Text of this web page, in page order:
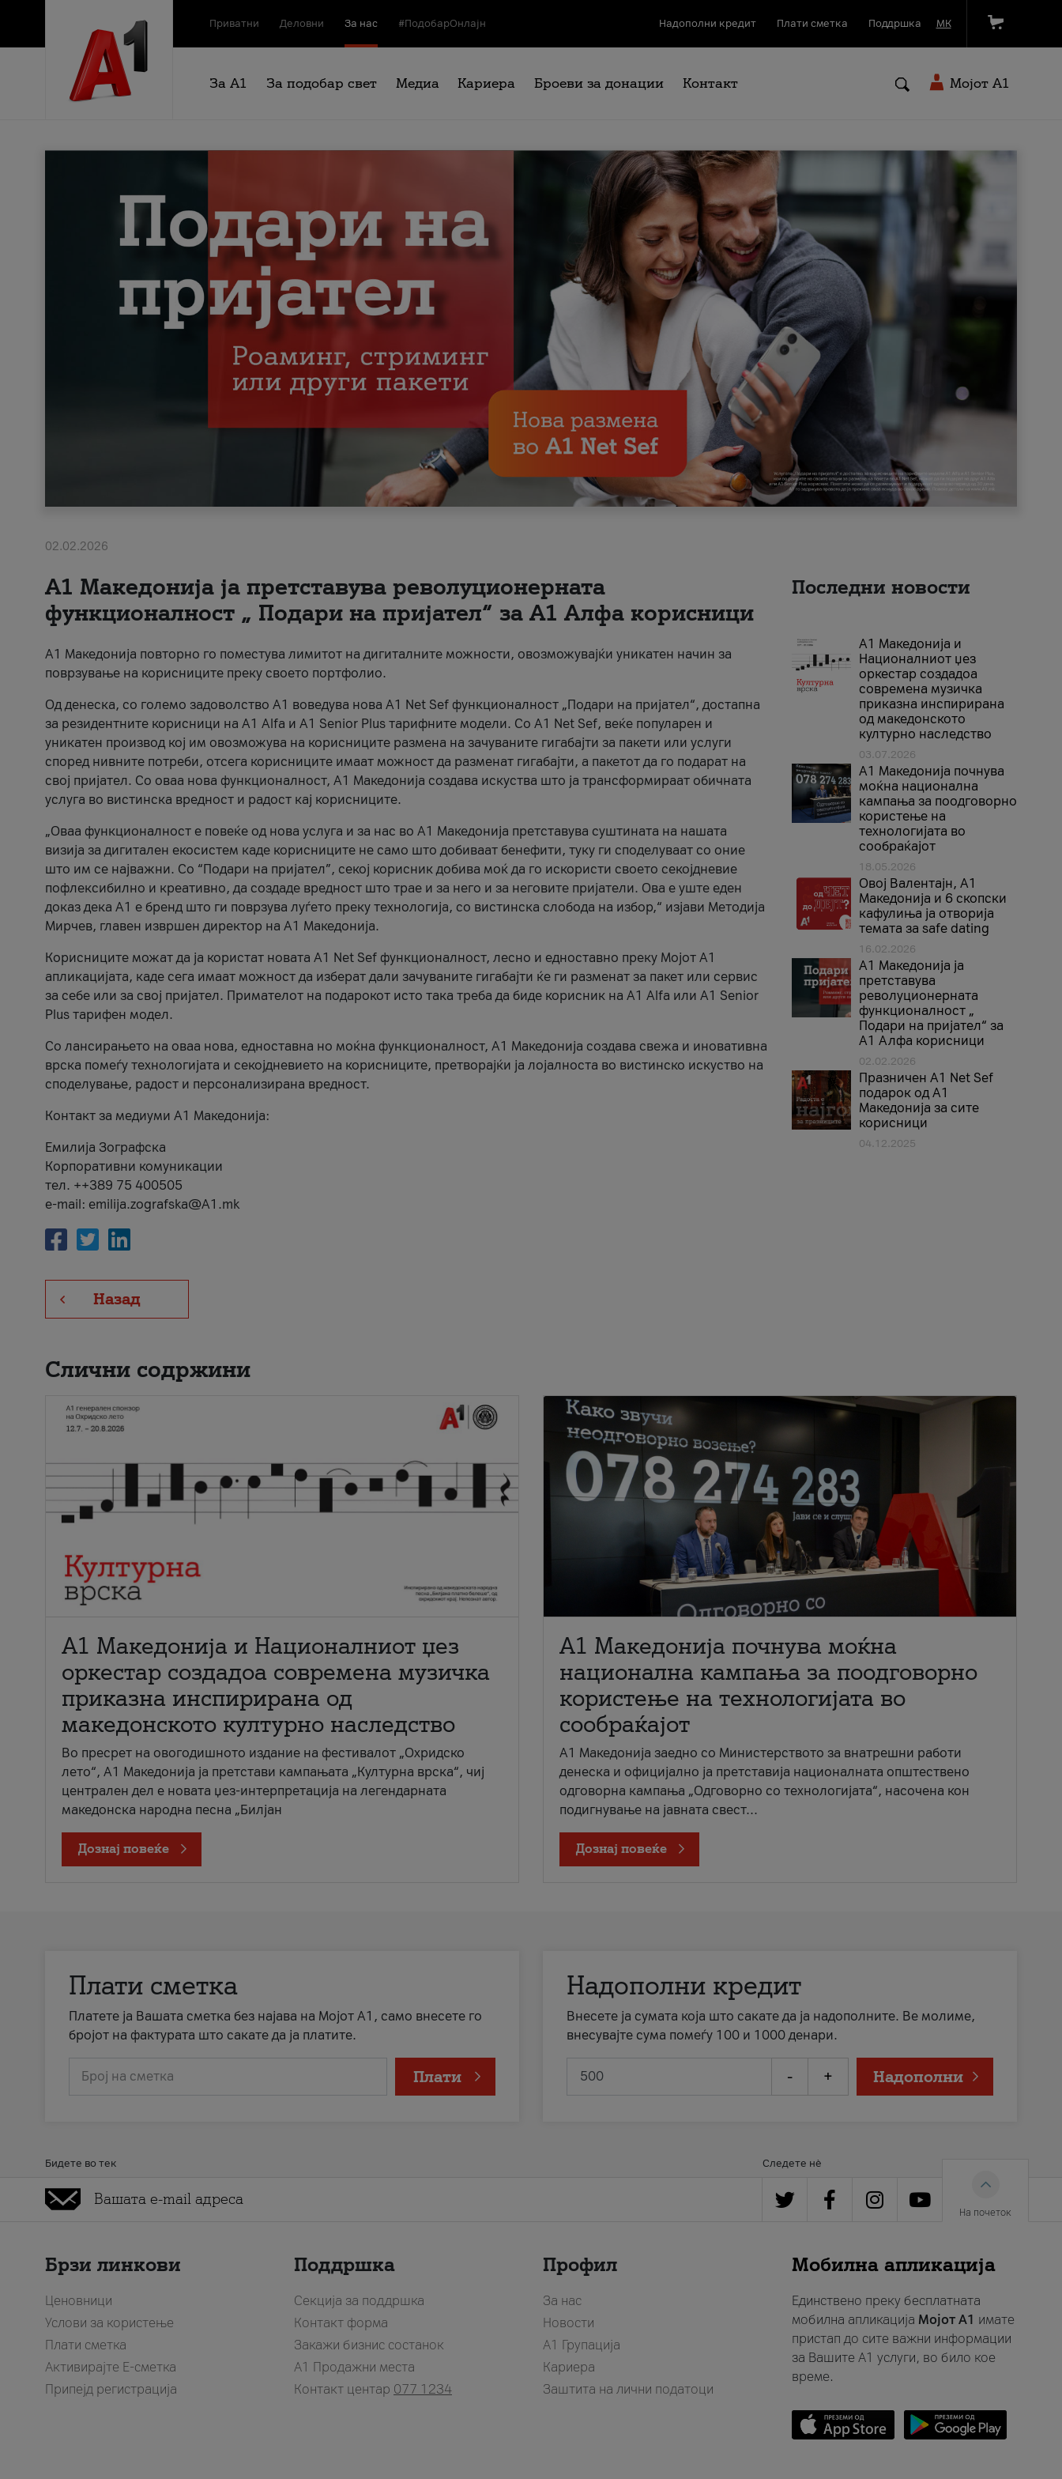
Приватни Деловни За нас #ПодобарОнлајн Надополни кредит Плати сметка Поддршка МК
За А1 За подобар свет Медиа Кариера Броеви за донации Контакт Мојот A1
02.02.2026
А1 Македонија ја претставува револуционерната
функционалност „ Подари на пријател“ за А1 Алфа корисници
А1 Македонија повторно го поместува лимитот на дигиталните можности, овозможувајќи уникатен начин за
поврзување на корисниците преку своето портфолио.
Од денеска, со големо задоволство А1 воведува нова A1 Net Sef функционалност „Подари на пријател“, достапна
за резидентните корисници на А1 Alfa и A1 Senior Plus тарифните модели. Со A1 Net Sef, веќе популарен и
уникатен производ кој им овозможува на корисниците размена на зачуваните гигабајти за пакети или услуги
според нивните потреби, отсега корисниците имаат можност да разменат гигабајти, а пакетот да го подарат на
свој пријател. Со оваа нова функционалност, А1 Македонија создава искуства што ја трансформираат обичната
услуга во вистинска вредност и радост кај корисниците.
„Оваа функционалност е повеќе од нова услуга и за нас во А1 Македонија претставува суштината на нашата
визија за дигитален екосистем каде корисниците не само што добиваат бенефити, туку ги споделуваат со оние
што им се најважни. Со “Подари на пријател”, секој корисник добива моќ да го искористи своето секојдневие
пофлексибилно и креативно, да создаде вредност што трае и за него и за неговите пријатели. Ова е уште еден
доказ дека А1 е бренд што ги поврзува луѓето преку технологија, со вистинска слобода на избор,“ изјави Методија
Мирчев, главен извршен директор на А1 Македонија.
Корисниците можат да ја користат новата А1 Net Sef функционалност, лесно и едноставно преку Мојот А1
апликацијата, каде сега имаат можност да изберат дали зачуваните гигабајти ќе ги разменат за пакет или сервис
за себе или за свој пријател. Примателот на подарокот исто така треба да биде корисник на А1 Alfa или A1 Senior
Plus тарифен модел.
Со лансирањето на оваа нова, едноставна но моќна функционалност, А1 Македонија создава свежа и иновативна
врска помеѓу технологијата и секојдневието на корисниците, претворајќи ја лојалноста во вистинско искуство на
споделување, радост и персонализирана вредност.
Контакт за медиуми А1 Македонија:
Емилија Зографска
Корпоративни комуникации
тел. ++389 75 400505
e-mail: emilija.zografska@A1.mk
Назад
Последни новости
А1 Македонија и
Националниот џез
оркестар создадоа
современа музичка
приказна инспирирана
од македонското
културно наследство
03.07.2026
A1 Македонија почнува
моќна национална
кампања за поодговорно
користење на
технологијата во
сообраќајот
18.05.2026
Овој Валентајн, A1
Македонија и 6 скопски
кафулиња ја отворија
темата за safe dating
16.02.2026
А1 Македонија ја
претставува
револуционерната
функционалност „
Подари на пријател“ за
А1 Алфа корисници
02.02.2026
Празничен A1 Net Sеf
подарок од А1
Македонија за сите
корисници
04.12.2025
Слични содржини
А1 Македонија и Националниот џез
оркестар создадоа современа музичка
приказна инспирирана од
македонското културно наследство
Во пресрет на овогодишното издание на фестивалот „Охридско
лето“, А1 Македонија ја претстави кампањата „Културна врска“, чиј
централен дел е новата џез-интерпретација на легендарната
македонска народна песна „Билјан
Дознај повеќе
A1 Македонија почнува моќна
национална кампања за поодговорно
користење на технологијата во
сообраќајот
A1 Македонија заедно со Министерството за внатрешни работи
денеска и официјално ја претставија националната општествено
одговорна кампања „Одговорно со технологијата“, насочена кон
подигнување на јавната свест...
Дознај повеќе
Плати сметка
Платете ја Вашата сметка без најава на Мојот А1, само внесете го
бројот на фактурата што сакате да ја платите.
Број на сметка Плати
Надополни кредит
Внесете ја сумата која што сакате да ја надополните. Ве молиме,
внесувајте сума помеѓу 100 и 1000 денари.
- + Надополни
Бидете во тек Следете нè
На почеток
Брзи линкови
Ценовници
Услови за користење
Плати сметка
Активирајте Е-сметка
Припејд регистрација
Поддршка
Секција за поддршка
Контакт форма
Закажи бизнис состанок
A1 Продажни места
Контакт центар 077 1234
Профил
За нас
Новости
А1 Групација
Кариера
Заштита на лични податоци
Мобилна апликација
Единствено преку бесплатната
мобилна апликација Мојот A1 имате
пристап до сите важни информации
за Вашите A1 услуги, во било кое
време.